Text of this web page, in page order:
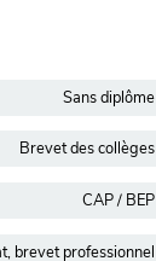
Sans diplôme
Brevet des collèges
CAP / BEP
brevet professionnel